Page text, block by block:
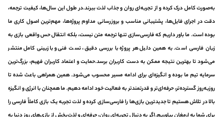
به‌صورت کامل درک کرده و از تجربه‌ای روان و جذاب لذت ببرند.در طول این سال‌ها، کیفیت ترجمه،
دقت در اجرای فایل‌ها، پشتیبانی مناسب و بروزرسانی مداوم پروژه‌ها، مهم‌ترین اصول کاری ما
بوده است. ما باور داریم که فارسی‌سازی تنها ترجمه متن نیست، بلکه انتقال حس واقعی بازی به
زبان فارسی است. به همین دلیل هر پروژه با بررسی دقیق، تست فنی و بازبینی کامل منتشر
می‌شود تا بهترین نتیجه ممکن به دست کاربران برسد.حمایت و اعتماد کاربران فهیم، بزرگ‌ترین
سرمایه تیم ما بوده و انگیزه‌ای برای ادامه مسیر محسوب می‌شود. همین همراهی باعث شده تا
روزبه‌روز گسترده‌تر، حرفه‌ای‌تر و قدرتمندتر به فعالیت خود ادامه دهیم. ما همچنان با انرژی و انگیزه
بالا در تلاش هستیم تا جدیدترین بازی‌ها را فارسی‌سازی کرده و لذت تجربه یک بازی کاملاً فارسی را